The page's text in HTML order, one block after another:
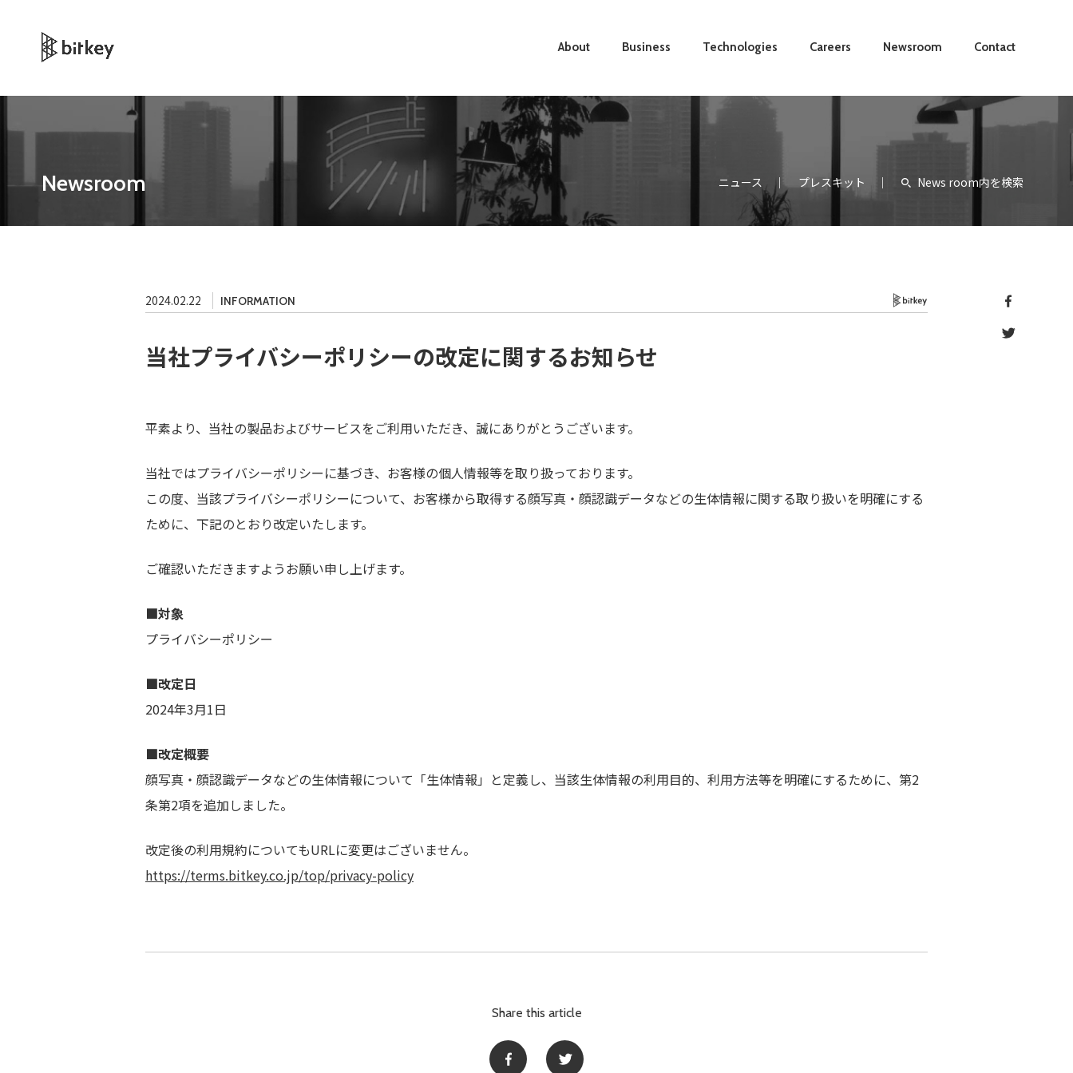
About Business Technologies Careers Newsroom Contact
Newsroom ニュース プレスキット News room内を検索
2024.02.22 INFORMATION
当社プライバシーポリシーの改定に関するお知らせ
平素より、当社の製品およびサービスをご利用いただき、誠にありがとうございます。
当社ではプライバシーポリシーに基づき、お客様の個人情報等を取り扱っております。
この度、当該プライバシーポリシーについて、お客様から取得する顔写真・顔認識データなどの生体情報に関する取り扱いを明確にする
ために、下記のとおり改定いたします。
ご確認いただきますようお願い申し上げます。
■対象
プライバシーポリシー
■改定日
2024年3月1日
■改定概要
顔写真・顔認識データなどの生体情報について「生体情報」と定義し、当該生体情報の利用目的、利用方法等を明確にするために、第2
条第2項を追加しました。
改定後の利用規約についてもURLに変更はございません。
https://terms.bitkey.co.jp/top/privacy-policy
Share this article